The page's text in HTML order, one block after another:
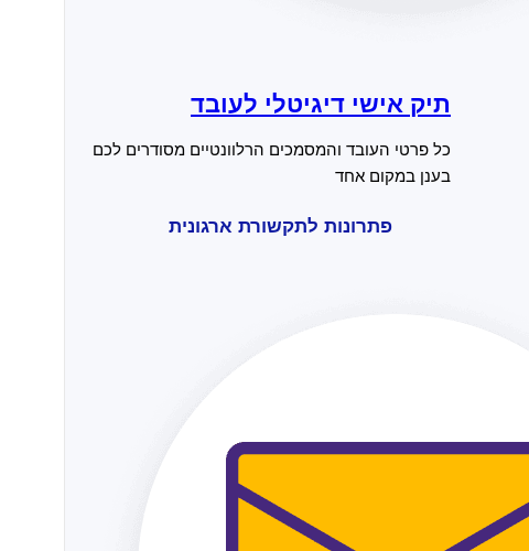
תיק אישי דיגיטלי לעובד
כל פרטי העובד והמסמכים הרלוונטיים מסודרים לכם
בענן במקום אחד
פתרונות לתקשורת ארגונית